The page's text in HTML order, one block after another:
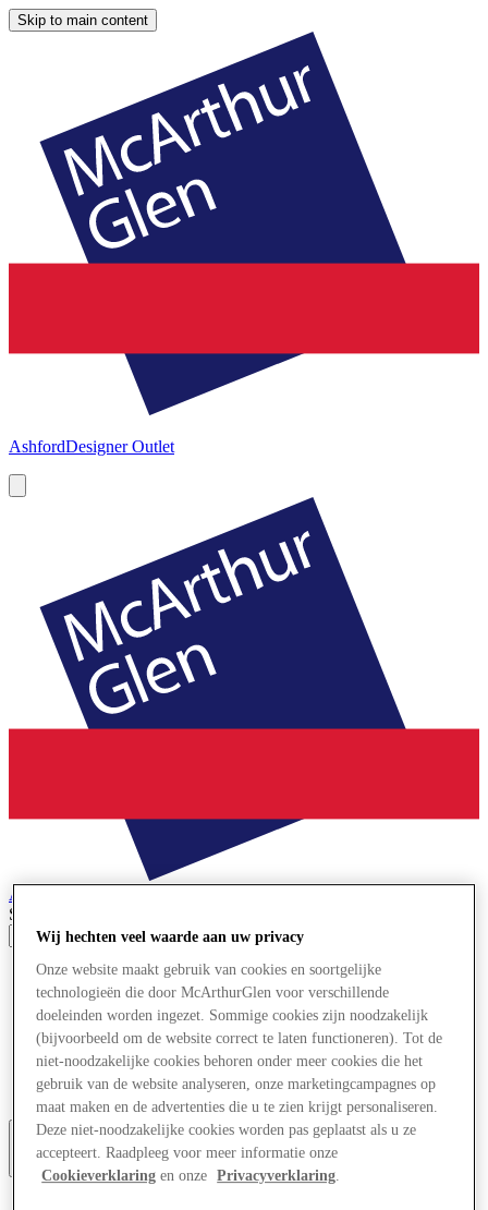
Skip to main content
AshfordDesigner Outlet
Ashford
Search input
Winkels
Aanbiedingen
Plan je bezoek
Wat is er aan
Eet & Drink
Cadeaubonnen
Diensten
Wij hechten veel waarde aan uw privacy
Onze website maakt gebruik van cookies en soortgelijke
technologieën die door McArthurGlen voor verschillende
doeleinden worden ingezet. Sommige cookies zijn noodzakelijk
(bijvoorbeeld om de website correct te laten functioneren). Tot de
niet-noodzakelijke cookies behoren onder meer cookies die het
gebruik van de website analyseren, onze marketingcampagnes op
maat maken en de advertenties die u te zien krijgt personaliseren.
Deze niet-noodzakelijke cookies worden pas geplaatst als u ze
accepteert. Raadpleeg voor meer informatie onze
Cookieverklaring en onze Privacyverklaring.